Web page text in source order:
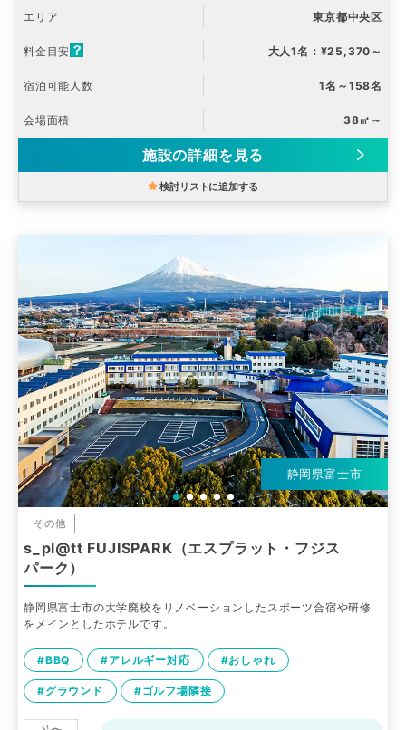
エリア 東京都中央区
料金目安 大人1名：¥25,370～
宿泊可能人数 1名～158名
会場面積 38㎡～
施設の詳細を見る
検討リストに追加する
静岡県富士市
その他
s_pl@tt FUJISPARK（エスプラット・フジス
パーク）
静岡県富士市の大学廃校をリノベーションしたスポーツ合宿や研修
をメインとしたホテルです。
#BBQ #アレルギー対応 #おしゃれ
#グラウンド #ゴルフ場隣接